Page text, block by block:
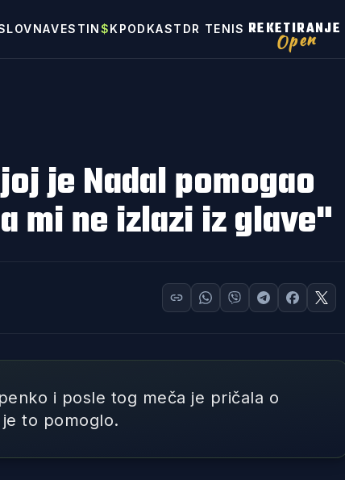
VESTIN$K PODKAST DR TENIS REKETIRANJE
Open
je Nadal pomogao
mi ne izlazi iz glave"
i posle tog meča je pričala o
to pomoglo.